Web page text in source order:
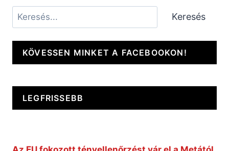
Keresés Keresés
KÖVESSEN MINKET A FACEBOOKON!
LEGFRISSEBB